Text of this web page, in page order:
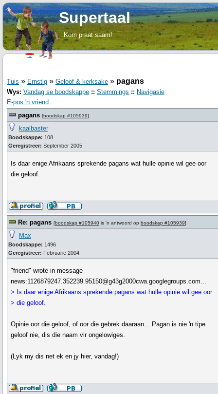
Supertaal
Kom praat saam!
Tuis » Ernstig » Geloof & kerksake » pagans
Wys: Vandag se boodskappe :: Stemmings :: Navigasie
E-pos 'n vriend
pagans [boodskap #105939]
kaalbaster
Boodskappe: 108
Geregistreer: September 2005
Is daar enige Afrikaans sprekende pagans wat hulle opinie wil gee oor
die geloof.
Re: pagans [boodskap #105940 is 'n antwoord op boodskap #105939]
Max
Boodskappe: 1496
Geregistreer: Februarie 2004
"friend" wrote in message
news:1126879247.352239.95150@g43g2000cwa.googlegroups.com...
> Is daar enige Afrikaans sprekende pagans wat hulle opinie wil gee oor
> die geloof.
Opinie oor die geloof, of oor die gebrek daaraan... Pagan is nie 'n tipe
geloof nie, dis die naam vir ongelowiges.
(Lyk my dis net ek en jy hier, vandag!)